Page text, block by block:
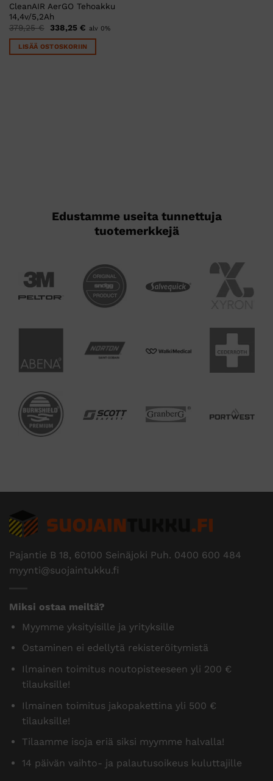
CleanAIR AerGO Tehoakku
14,4v/5,2Ah
379,25€
Alkuperäinen
hinta
oli:
379,25 €.
338,25 €Nykyinen
on:
338,25 €.
alv 0%
LISÄÄ OSTOSKORIIN
Edustamme useita tunnettuja
tuotemerkkejä
Pajantie B 18, 60100 Seinäjoki Puh. 0400 600 484
myynti@suojaintukku.fi
Miksi ostaa meiltä?
Myymme yksityisille ja yrityksille
Ostaminen ei edellytä rekisteröitymistä
Ilmainen toimitus noutopisteeseen yli 200 €
tilauksille!
Ilmainen toimitus jakopakettina yli 500 €
tilauksille!
Tilaamme isoja eriä siksi myymme halvalla!
14 päivän vaihto- ja palautusoikeus kuluttajille